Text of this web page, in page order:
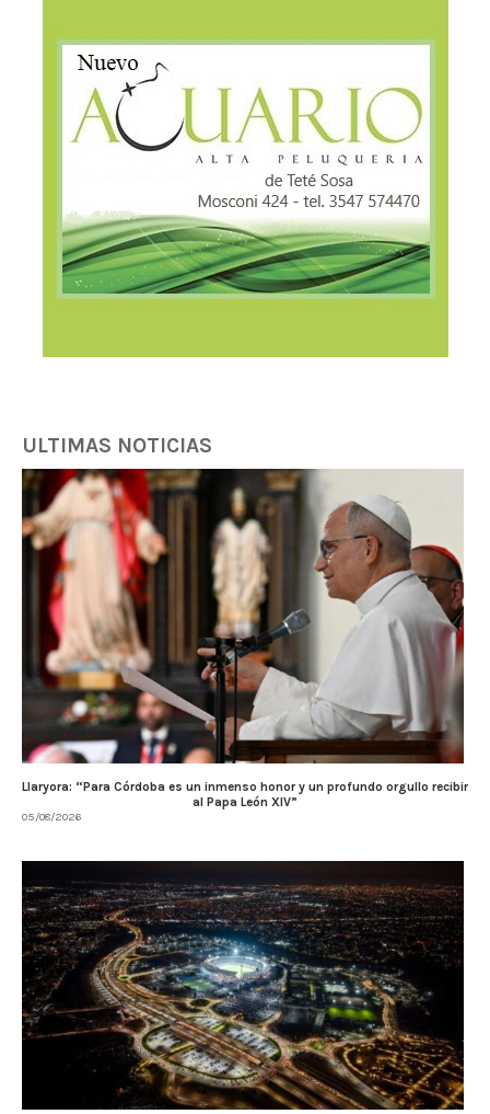
ULTIMAS NOTICIAS
Llaryora: “Para Córdoba es un inmenso honor y un profundo orgullo recibir
al Papa León XIV”
05/08/2026